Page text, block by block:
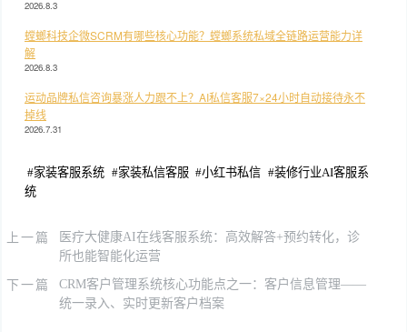
2026.8.3
螳螂科技企微SCRM有哪些核心功能？螳螂系统私域全链路运营能力详
解
2026.8.3
运动品牌私信咨询暴涨人力跟不上？AI私信客服7×24小时自动接待永不
掉线
2026.7.31
#家装客服系统 #家装私信客服 #小红书私信 #装修行业AI客服系
统
上一篇
医疗大健康AI在线客服系统：高效解答+预约转化，诊
所也能智能化运营
下一篇
CRM客户管理系统核心功能点之一：客户信息管理——
统一录入、实时更新客户档案